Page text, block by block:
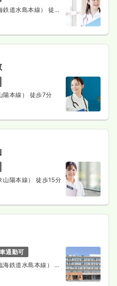
道水島本線） 徒歩
陽本線） 徒歩7分
山陽本線） 徒歩15分
車通勤可
鉄道水島本線） 徒